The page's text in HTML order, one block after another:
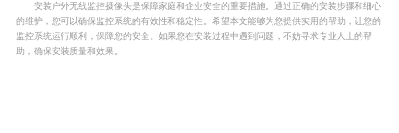
安装户外无线监控摄像头是保障家庭和企业安全的重要措施。通过正确的安装步骤和细心
的维护，您可以确保监控系统的有效性和稳定性。希望本文能够为您提供实用的帮助，让您的
监控系统运行顺利，保障您的安全。如果您在安装过程中遇到问题，不妨寻求专业人士的帮
助，确保安装质量和效果。